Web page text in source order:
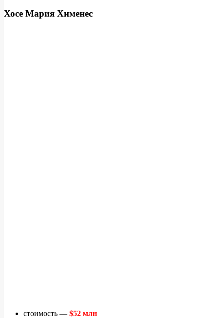
Хосе Мария Хименес
стоимость — $52 млн